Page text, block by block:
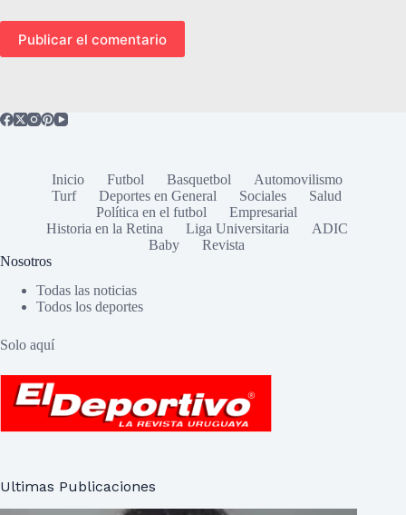
Publicar el comentario
Inicio Futbol Basquetbol
Automovilismo
Turf
Deportes en General Sociales
Salud
Política en el futbol
Empresarial
Historia en la Retina
Liga Universitaria
ADIC
Baby
Revista
Nosotros
Todas las noticias
Todos los deportes
Solo aquí
Ultimas Publicaciones